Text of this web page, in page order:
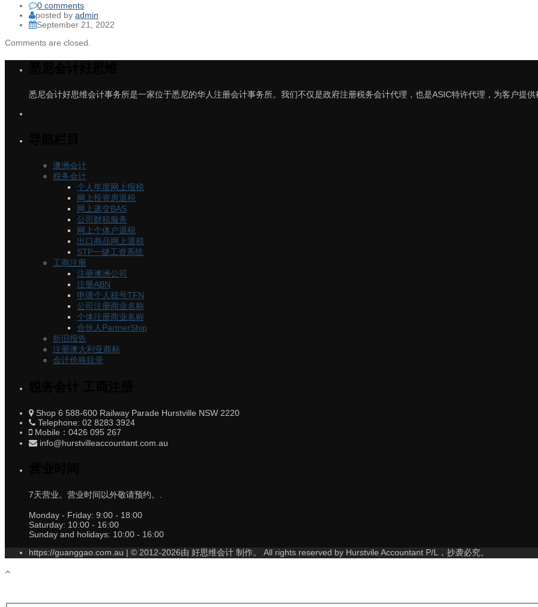
0 comments
posted by admin
September 21, 2022
Comments are closed.
悉尼会计好思维会计事务所是一家位于悉尼的华人注册会计事务所。我们不仅是政府注册税务会计代理，也是ASIC特许代理，为客户提供
澳洲会计
税务会计
个人年度网上报税
网上投资房退税
网上递交BAS
公司财税服务
网上个体户退税
出口商品网上退税
STP一键工资系统
工商注册
注册澳洲公司
注册ABN
申请个人税号TFN
公司注册商业名称
个体注册商业名称
合伙人PartnerShip
折旧报告
注册澳大利亚商标
会计价格目录
Shop 6 588-600 Railway Parade Hurstville NSW 2220
Telephone: 02 8283 3924
Mobile：0426 095 267
info@hurstvilleaccountant.com.au
7天营业。营业时间以外敬请预约。.
Monday - Friday: 9:00 - 18:00
Saturday: 10:00 - 16:00
Sunday and holidays: 10:00 - 16:00
https://guanggao.com.au | © 2012-2026由 好思维会计 制作。 All rights reserved by Hurstvile Accountant P/L，抄袭必究。